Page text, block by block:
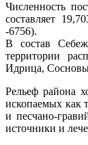
Численность
составляет
-6756).
В состав
территории
Идрица,
Рельеф района
ископаемых как
и песчано-
источники и